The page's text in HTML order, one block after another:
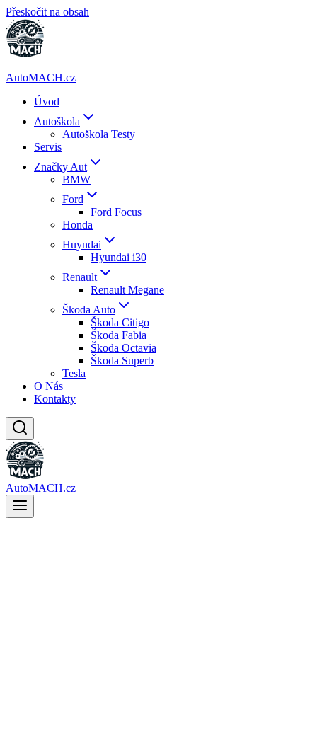
Přeskočit na obsah
AutoMACH.cz
Úvod
Autoškola
Autoškola Testy
Servis
Značky Aut
BMW
Ford
Ford Focus
Honda
Huyndai
Hyundai i30
Renault
Renault Megane
Škoda Auto
Škoda Citigo
Škoda Fabia
Škoda Octavia
Škoda Superb
Tesla
O Nás
Kontakty
AutoMACH.cz